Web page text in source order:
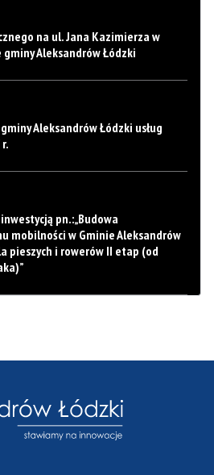
na ul. Jana Kazimierza w
Aleksandrów Łódzki
Aleksandrów Łódzki usług
pn.:„Budowa
mobilności w Gminie Aleksandrów
pieszych i rowerów II etap (od